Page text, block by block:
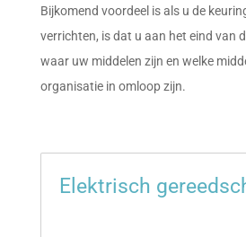
Bijkomend voordeel is als u de
verrichten, is dat u aan het eind van
waar uw middelen zijn en welke
organisatie in omloop zijn.
Elektrisch